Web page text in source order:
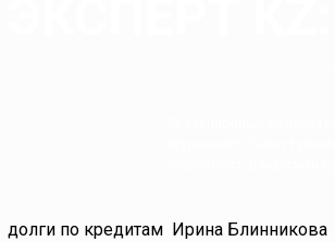
долги по кредитам Ирина Блинникова